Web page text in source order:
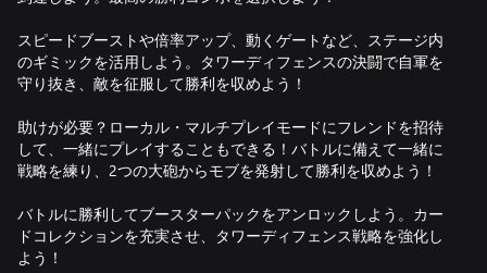
スピードブーストや倍率アップ、動くゲートなど、ステージ内
のギミックを活用しよう。タワーディフェンスの決闘で自軍を
守り抜き、敵を征服して勝利を収めよう！
助けが必要？ローカル・マルチプレイモードにフレンドを招待
して、一緒にプレイすることもできる！バトルに備えて一緒に
戦略を練り、2つの大砲からモブを発射して勝利を収めよう！
バトルに勝利してブースターパックをアンロックしよう。カー
ドコレクションを充実させ、タワーディフェンス戦略を強化し
よう！